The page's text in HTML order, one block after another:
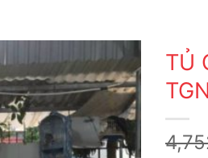
TỦ